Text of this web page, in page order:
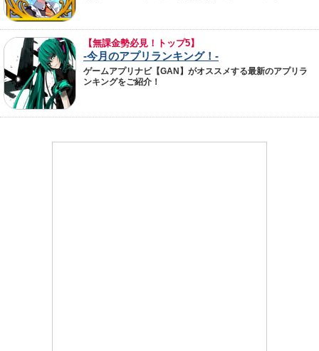
【無課金勢必見！トップ5】
-今月のアプリランキング！-
ゲームアプリナビ【GAN】がオススメする最新のアプリラ
ンキングをご紹介！